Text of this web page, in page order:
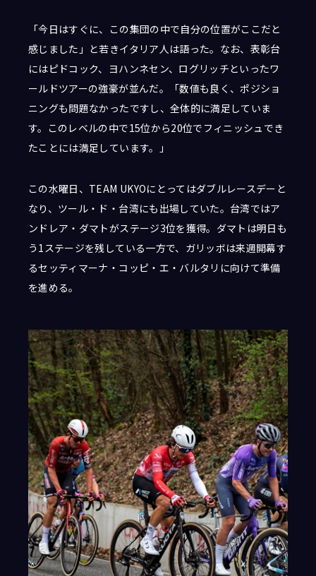
「今日はすぐに、この集団の中で自分の位置がここだと
感じました」と若きイタリア人は語った。なお、表彰台
にはピドコック、ヨハンネセン、ログリッチといったワ
ールドツアーの強豪が並んだ。「数値も良く、ポジショ
ニングも問題なかったですし、全体的に満足していま
す。このレベルの中で15位から20位でフィニッシュでき
たことには満足しています。」
この水曜日、TEAM UKYOにとってはダブルレースデーと
なり、ツール・ド・台湾にも出場していた。台湾ではア
ンドレア・ダマトがステージ3位を獲得。ダマトは明日も
う1ステージを残している一方で、ガリッボは来週開幕す
るセッティマーナ・コッピ・エ・バルタリに向けて準備
を進める。